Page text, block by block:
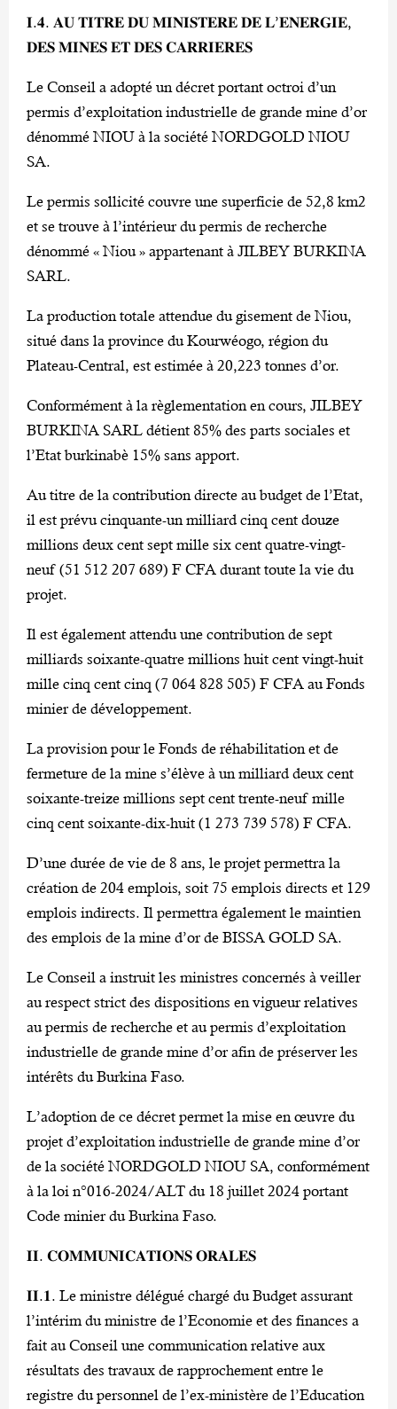
𝐈.𝟒. 𝐀𝐔 𝐓𝐈𝐓𝐑𝐄 𝐃𝐔 𝐌𝐈𝐍𝐈𝐒𝐓𝐄𝐑𝐄 𝐃𝐄 𝐋’𝐄𝐍𝐄𝐑𝐆𝐈𝐄,
𝐃𝐄𝐒 𝐌𝐈𝐍𝐄𝐒 𝐄𝐓 𝐃𝐄𝐒 𝐂𝐀𝐑𝐑𝐈𝐄𝐑𝐄𝐒
Le Conseil a adopté un décret portant octroi d’un
permis d’exploitation industrielle de grande mine d’or
dénommé NIOU à la société NORDGOLD NIOU
SA.
Le permis sollicité couvre une superficie de 52,8 km2
et se trouve à l’intérieur du permis de recherche
dénommé « Niou » appartenant à JILBEY BURKINA
SARL.
La production totale attendue du gisement de Niou,
situé dans la province du Kourwéogo, région du
Plateau-Central, est estimée à 20,223 tonnes d’or.
Conformément à la règlementation en cours, JILBEY
BURKINA SARL détient 85% des parts sociales et
l’Etat burkinabè 15% sans apport.
Au titre de la contribution directe au budget de l’Etat,
il est prévu cinquante-un milliard cinq cent douze
millions deux cent sept mille six cent quatre-vingt-
neuf (51 512 207 689) F CFA durant toute la vie du
projet.
Il est également attendu une contribution de sept
milliards soixante-quatre millions huit cent vingt-huit
mille cinq cent cinq (7 064 828 505) F CFA au Fonds
minier de développement.
La provision pour le Fonds de réhabilitation et de
fermeture de la mine s’élève à un milliard deux cent
soixante-treize millions sept cent trente-neuf mille
cinq cent soixante-dix-huit (1 273 739 578) F CFA.
D’une durée de vie de 8 ans, le projet permettra la
création de 204 emplois, soit 75 emplois directs et 129
emplois indirects. Il permettra également le maintien
des emplois de la mine d’or de BISSA GOLD SA.
Le Conseil a instruit les ministres concernés à veiller
au respect strict des dispositions en vigueur relatives
au permis de recherche et au permis d’exploitation
industrielle de grande mine d’or afin de préserver les
intérêts du Burkina Faso.
L’adoption de ce décret permet la mise en œuvre du
projet d’exploitation industrielle de grande mine d’or
de la société NORDGOLD NIOU SA, conformément
à la loi n°016-2024/ALT du 18 juillet 2024 portant
Code minier du Burkina Faso.
𝐈𝐈. 𝐂𝐎𝐌𝐌𝐔𝐍𝐈𝐂𝐀𝐓𝐈𝐎𝐍𝐒 𝐎𝐑𝐀𝐋𝐄𝐒
𝐈𝐈.𝟏. Le ministre délégué chargé du Budget assurant
l’intérim du ministre de l’Economie et des finances a
fait au Conseil une communication relative aux
résultats des travaux de rapprochement entre le
registre du personnel de l’ex-ministère de l’Education